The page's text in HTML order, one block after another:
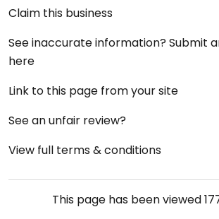
Claim this business
See inaccurate information? Submit
here
Link to this page from your site
See an unfair review?
View full terms & conditions
This page has been viewed